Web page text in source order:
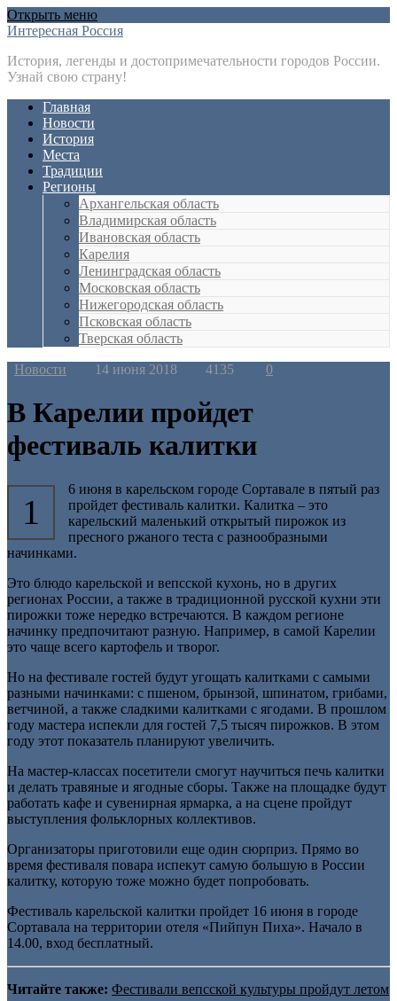
Открыть меню
Интересная Россия
История, легенды и достопримечательности городов России.
Узнай свою страну!
Главная
Новости
История
Места
Традиции
Регионы
Архангельская область
Владимирская область
Ивановская область
Карелия
Ленинградская область
Московская область
Нижегородская область
Псковская область
Тверская область
Новости 14 июня 2018 4135 0
В Карелии пройдет
фестиваль калитки
1
6 июня в карельском городе Сортавале в пятый раз
пройдет фестиваль калитки. Калитка – это
карельский маленький открытый пирожок из
пресного ржаного теста с разнообразными
начинками.
Это блюдо карельской и вепсской кухонь, но в других
регионах России, а также в традиционной русской кухни эти
пирожки тоже нередко встречаются. В каждом регионе
начинку предпочитают разную. Например, в самой Карелии
это чаще всего картофель и творог.
Но на фестивале гостей будут угощать калитками с самыми
разными начинками: с пшеном, брынзой, шпинатом, грибами,
ветчиной, а также сладкими калитками с ягодами. В прошлом
году мастера испекли для гостей 7,5 тысяч пирожков. В этом
году этот показатель планируют увеличить.
На мастер-классах посетители смогут научиться печь калитки
и делать травяные и ягодные сборы. Также на площадке будут
работать кафе и сувенирная ярмарка, а на сцене пройдут
выступления фольклорных коллективов.
Организаторы приготовили еще один сюрприз. Прямо во
время фестиваля повара испекут самую большую в России
калитку, которую тоже можно будет попробовать.
Фестиваль карельской калитки пройдет 16 июня в городе
Сортавала на территории отеля «Пийпун Пиха». Начало в
14.00, вход бесплатный.
Читайте также: Фестивали вепсской культуры пройдут летом